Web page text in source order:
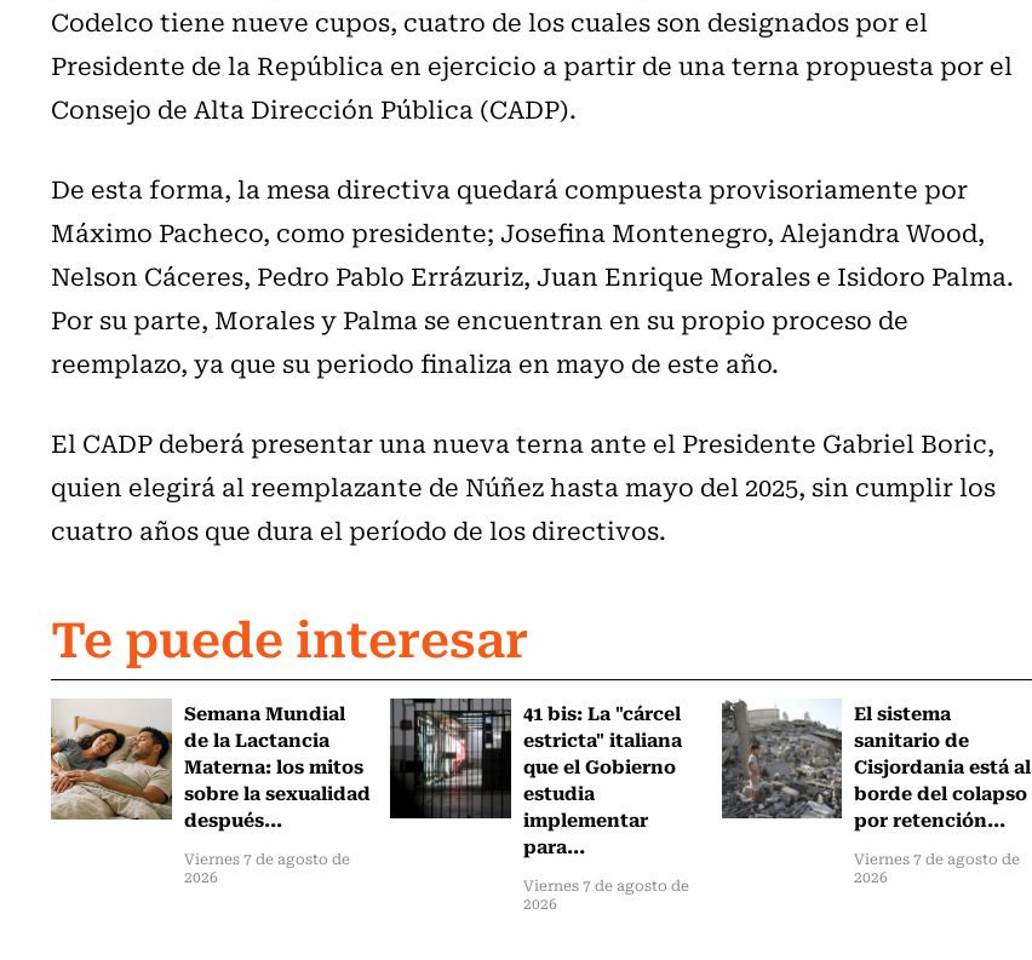
Codelco tiene nueve cupos, cuatro de los cuales son designados por el
Presidente de la República en ejercicio a partir de una terna propuesta por el
Consejo de Alta Dirección Pública (CADP).
De esta forma, la mesa directiva quedará compuesta provisoriamente por
Máximo Pacheco, como presidente; Josefina Montenegro, Alejandra Wood,
Nelson Cáceres, Pedro Pablo Errázuriz, Juan Enrique Morales e Isidoro Palma.
Por su parte, Morales y Palma se encuentran en su propio proceso de
reemplazo, ya que su periodo finaliza en mayo de este año.
El CADP deberá presentar una nueva terna ante el Presidente Gabriel Boric,
quien elegirá al reemplazante de Núñez hasta mayo del 2025, sin cumplir los
cuatro años que dura el período de los directivos.
Te puede interesar
Semana Mundial
de la Lactancia
Materna: los mitos
sobre la sexualidad
después...
Viernes 7 de agosto de
2026
41 bis: La "cárcel
estricta" italiana
que el Gobierno
estudia
implementar
para...
Viernes 7 de agosto de
2026
El sistema
sanitario de
Cisjordania está al
borde del colapso
por retención...
Viernes 7 de agosto de
2026